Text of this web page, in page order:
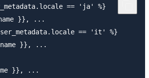
== 'ja' %}
}}, ...
== 'it' %}
}}, ...
}}, ...